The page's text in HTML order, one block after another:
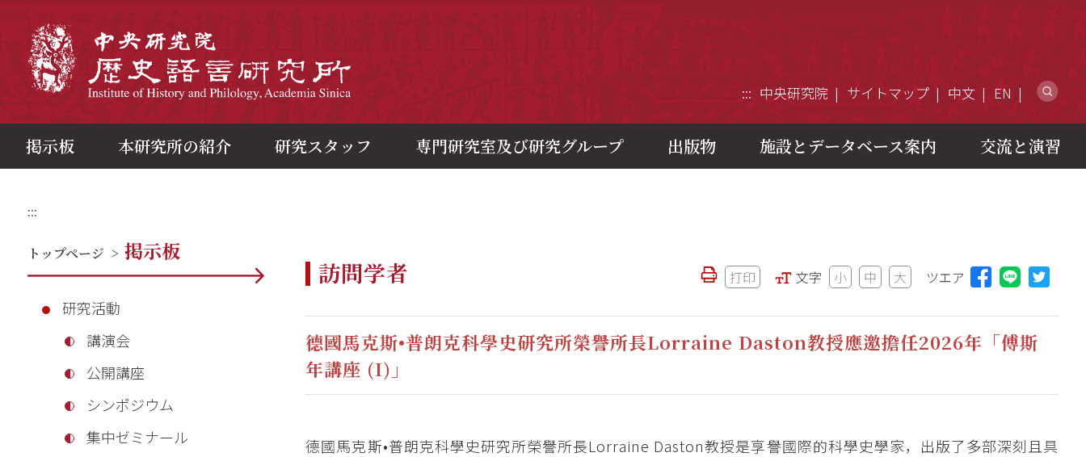
::: 中央研究院 サイトマップ 中文 EN
掲示板 本研究所の紹介 研究スタッフ 専門研究室及び研究グループ 出版物 施設とデータベース案内 交流と演習
:::
トップページ > 掲示板
研究活動
講演会
公開講座
シンポジウム
集中ゼミナール
訪問学者 打印 文字 小 中 大 ツエア Lineに投
德國馬克斯•普朗克科學史研究所榮譽所長Lorraine Daston教授應邀擔任2026年「傅斯
年講座 (I)」
德國馬克斯•普朗克科學史研究所榮譽所長Lorraine Daston教授是享譽國際的科學史學家，出版了多部深刻且具